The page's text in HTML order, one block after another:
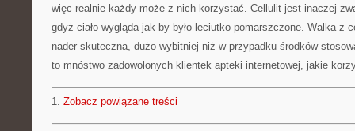
więc realnie każdy może z nich korzystać. Cellulit jest inaczej
gdyż ciało wygląda jak by było leciutko pomarszczone. Walka z
nader skuteczna, dużo wybitniej niż w przypadku środków
to mnóstwo zadowolonych klientek apteki internetowej, jakie
1. Zobacz powiązane treści